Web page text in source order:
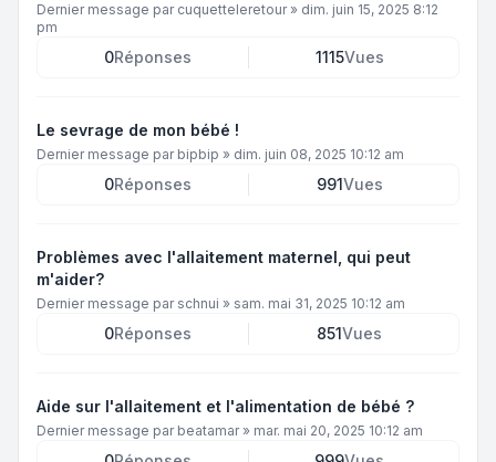
Dernier message par cuquetteleretour» dim. juin 15, 2025 8:12
pm
0Réponses 1115Vues
Le sevrage de mon bébé !
Dernier message par bipbip » dim. juin 08, 2025 10:12 am
0Réponses 991Vues
Problèmes avec l'allaitement maternel, qui peut
m'aider?
Dernier message par schnui » sam. mai 31, 2025 10:12 am
0Réponses 851Vues
Aide sur l'allaitement et l'alimentation de bébé ?
Dernier message par beatamar» mar. mai 20, 2025 10:12 am